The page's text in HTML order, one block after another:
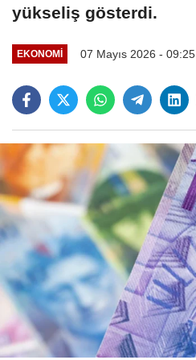
yükseliş gösterdi.
EKONOMI 07 Mayıs 2026 - 09:25